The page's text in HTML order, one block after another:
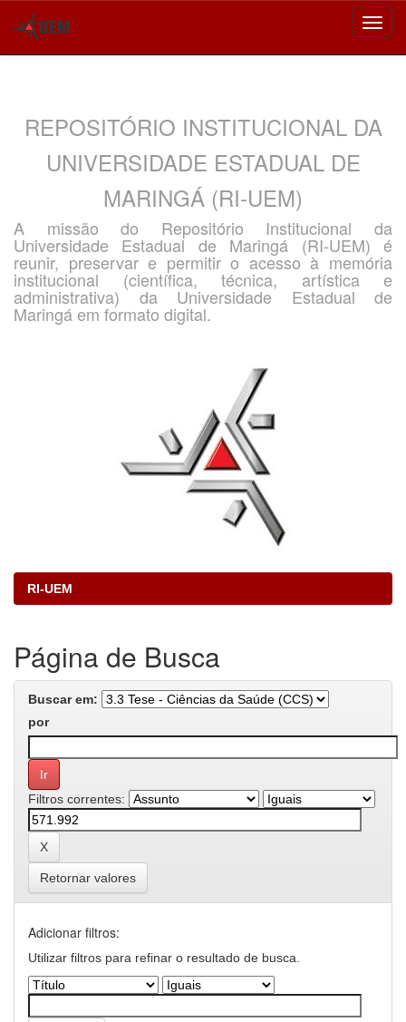
REPOSITÓRIO INSTITUCIONAL DA
UNIVERSIDADE ESTADUAL DE
MARINGÁ (RI-UEM)
A missão do Repositório Institucional da
Universidade Estadual de Maringá (RI-UEM) é
reunir, preservar e permitir o acesso à memória
institucional (científica, técnica, artística e
administrativa) da Universidade Estadual de
Maringá em formato digital.
RI-UEM
Página de Busca
Buscar em:
por
Filtros correntes:
Retornar valores
Adicionar filtros:
Utilizar filtros para refinar o resultado de busca.